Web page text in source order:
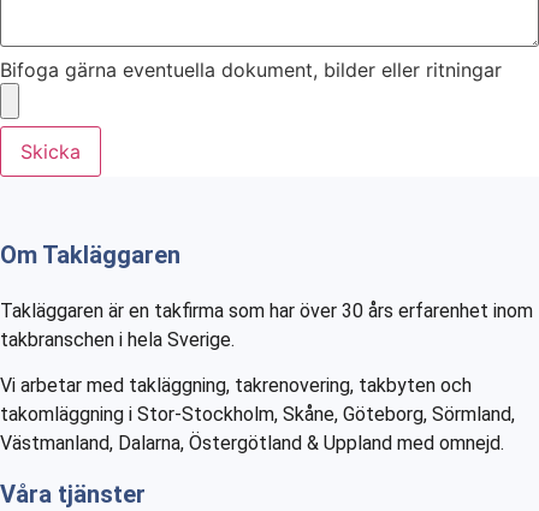
Bifoga gärna eventuella dokument, bilder eller ritningar
Skicka
Om Takläggaren
Takläggaren är en takfirma som har över 30 års erfarenhet inom
takbranschen i hela Sverige.
Vi arbetar med takläggning, takrenovering, takbyten och
takomläggning i Stor-Stockholm, Skåne, Göteborg, Sörmland,
Västmanland, Dalarna, Östergötland & Uppland med omnejd.
Våra tjänster